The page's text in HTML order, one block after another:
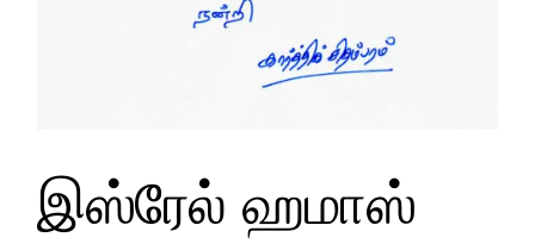
இஸ்ரேல் ஹமாஸ்